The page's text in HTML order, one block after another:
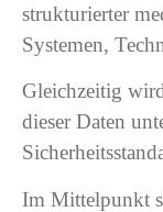
strukturierter
Systemen,
Gleichzeitig
dieser Daten
Im Mittelpunkt